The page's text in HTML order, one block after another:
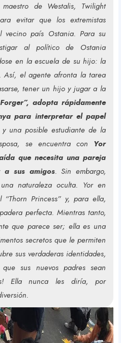
de Westalis, Twilight
evitar que los extremistas
país Ostania. Para su
al político de Ostania
en la escuela de su hijo: la
Así, el agente afronta la tarea
tener un hijo y jugar a la
adopta rápidamente
para interpretar el papel
y una posible estudiante de la
se encuentra con Yor
que necesita una pareja
a sus amigos. Sin embargo,
naturaleza oculta. Yor en
Princess” y, para ella,
perfecta. Mientras tanto,
que parece ser; ella es una
secretos que le permiten
sus verdaderas identidades,
sus nuevos padres sean
Ella nunca les diría, por